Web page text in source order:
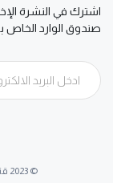
اشترك في النشرة
صندوق الوارد الخاص
© 2023 قناة القاهرة الإخبارية. جميع الحقوق محفوظة.